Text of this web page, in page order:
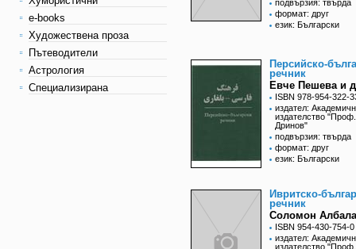
e-books
Художествена проза
Пътеводители
Астрология
Специализирана
подвързия: твърда
формат: друг
език: Български
Персийско-
речник
Евче Пешева и
ISBN 978-954-322-
издател:
издателство
Дринов"
подвързия: твърда
формат: друг
език: Български
Ивритско-
речник
Соломон
ISBN 954-430-754-0
издател:
издателство